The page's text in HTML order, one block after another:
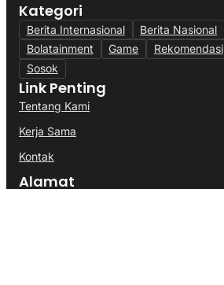
Kategori
Berita Internasional Berita Nasional
Bolatainment
Game Rekomendasi
Sosok
Link Penting
Tentang Kami
Kerja Sama
Kontak
Alamat